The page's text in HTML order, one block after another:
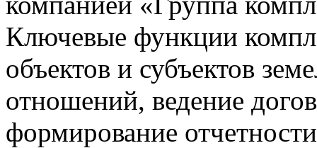
Ключевые функции
объектов и субъектов
отношений, ведение
формирование